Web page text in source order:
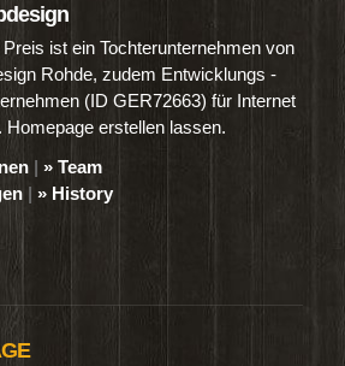
ist ein Tochterunternehmen von
Rohde, zudem Entwicklungs -
(ID GER72663) für Internet
Homepage erstellen lassen.
| » Team
| » History